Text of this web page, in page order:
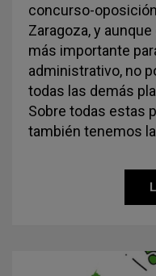
concurso-
Zaragoza, y
más importante
administrativo, no
todas las demás
Sobre todas estas
también tenemos